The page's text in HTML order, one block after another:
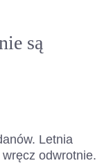
są
Letnia
odwrotnie.